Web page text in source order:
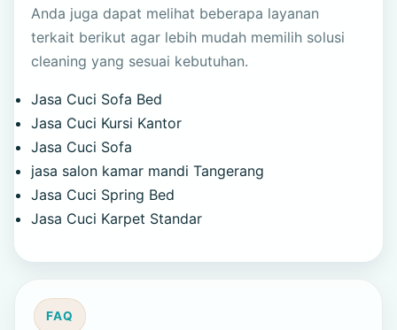
Anda juga dapat melihat beberapa layanan
terkait berikut agar lebih mudah memilih solusi
cleaning yang sesuai kebutuhan.
Jasa Cuci Sofa Bed
Jasa Cuci Kursi Kantor
Jasa Cuci Sofa
jasa salon kamar mandi Tangerang
Jasa Cuci Spring Bed
Jasa Cuci Karpet Standar
FAQ